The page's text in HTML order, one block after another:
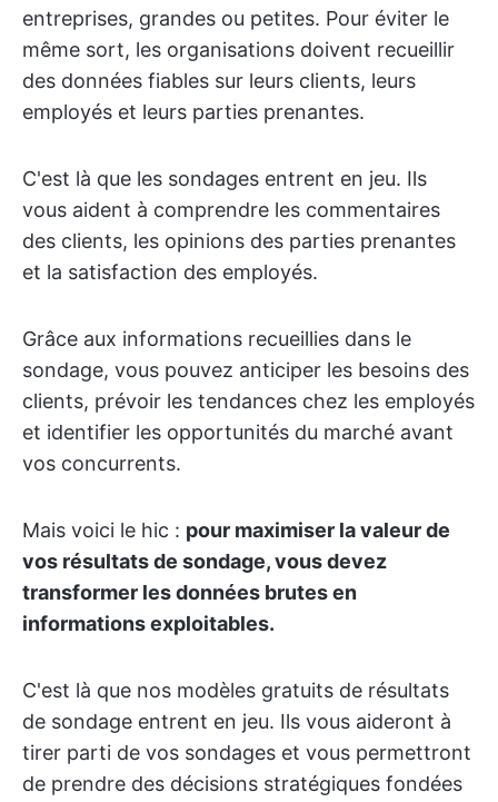
entreprises, grandes ou petites. Pour éviter le
même sort, les organisations doivent recueillir
des données fiables sur leurs clients, leurs
employés et leurs parties prenantes.
C'est là que les sondages entrent en jeu. Ils
vous aident à comprendre les commentaires
des clients, les opinions des parties prenantes
et la satisfaction des employés.
Grâce aux informations recueillies dans le
sondage, vous pouvez anticiper les besoins des
clients, prévoir les tendances chez les employés
et identifier les opportunités du marché avant
vos concurrents.
Mais voici le hic : pour maximiser la valeur de
vos résultats de sondage, vous devez
transformer les données brutes en
informations exploitables.
C'est là que nos modèles gratuits de résultats
de sondage entrent en jeu. Ils vous aideront à
tirer parti de vos sondages et vous permettront
de prendre des décisions stratégiques fondées